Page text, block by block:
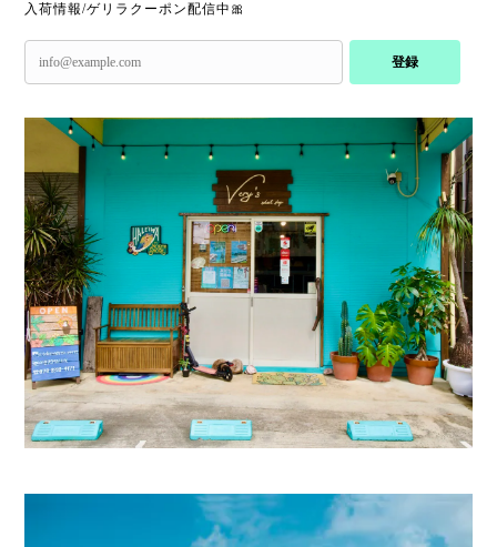
入荷情報/ゲリラクーポン配信中🎀
登録